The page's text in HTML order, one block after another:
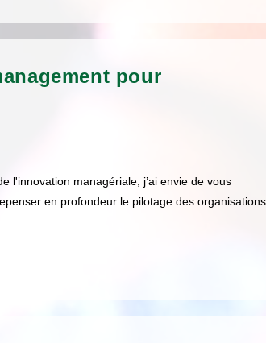
pour
l'innovation managériale, j’ai envie de vous
en profondeur le pilotage des